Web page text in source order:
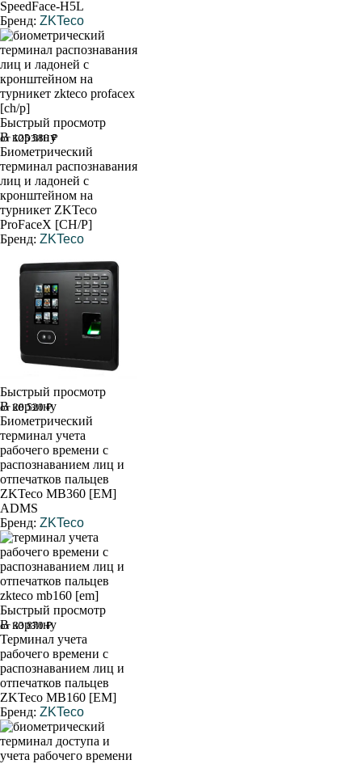
SpeedFace-H5L
Бренд: ZKTeco
Быстрый просмотр
В корзину
от 125 580 ₽
Биометрический
терминал распознавания
лиц и ладоней с
кронштейном на
турникет ZKTeco
ProFaceX [CH/P]
Бренд: ZKTeco
Быстрый просмотр
В корзину
от 28 520 ₽
Биометрический
терминал учета
рабочего времени с
распознаванием лиц и
отпечатков пальцев
ZKTeco MB360 [EM]
ADMS
Бренд: ZKTeco
Быстрый просмотр
В корзину
от 33 870 ₽
Терминал учета
рабочего времени с
распознаванием лиц и
отпечатков пальцев
ZKTeco MB160 [EM]
Бренд: ZKTeco